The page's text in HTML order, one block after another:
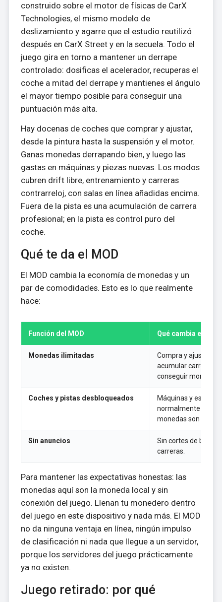
construido sobre el motor de físicas de CarX
Technologies, el mismo modelo de
deslizamiento y agarre que el estudio reutilizó
después en CarX Street y en la secuela. Todo el
juego gira en torno a mantener un derrape
controlado: dosificas el acelerador, recuperas el
coche a mitad del derrape y mantienes el ángulo
el mayor tiempo posible para conseguir una
puntuación más alta.
Hay docenas de coches que comprar y ajustar,
desde la pintura hasta la suspensión y el motor.
Ganas monedas derrapando bien, y luego las
gastas en máquinas y piezas nuevas. Los modos
cubren drift libre, entrenamiento y carreras
contrarreloj, con salas en línea añadidas encima.
Fuera de la pista es una acumulación de carrera
profesional; en la pista es control puro del
coche.
Qué te da el MOD
El MOD cambia la economía de monedas y un
par de comodidades. Esto es lo que realmente
hace:
Función del MOD Qué cambia en el
Monedas ilimitadas
Compra y ajusta
acumular carreras
conseguir moneda.
Coches y pistas desbloqueados
Máquinas y
normalmente están
monedas son tuyos
Sin anuncios
Sin cortes de
carreras.
Para mantener las expectativas honestas: las
monedas aquí son la moneda local y sin
conexión del juego. Llenan tu monedero dentro
del juego en este dispositivo y nada más. El MOD
no da ninguna ventaja en línea, ningún impulso
de clasificación ni nada que llegue a un servidor,
porque los servidores del juego prácticamente
ya no existen.
Juego retirado: por qué